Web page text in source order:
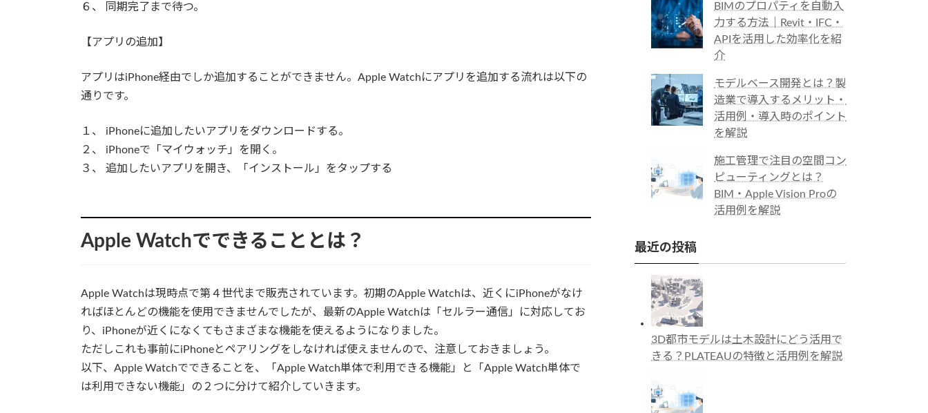
６、 同期完了まで待つ。
【アプリの追加】
アプリはiPhone経由でしか追加することができません。Apple Watchにアプリを追加する流れは以下の
通りです。
１、 iPhoneに追加したいアプリをダウンロードする。
２、 iPhoneで「マイウォッチ」を開く。
３、 追加したいアプリを開き、「インストール」をタップする
Apple Watchでできることとは？
Apple Watchは現時点で第４世代まで販売されています。初期のApple Watchは、近くにiPhoneがなけ
ればほとんどの機能を使用できませんでしたが、最新のApple Watchは「セルラー通信」に対応してお
り、iPhoneが近くになくてもさまざまな機能を使えるようになりました。
ただしこれも事前にiPhoneとペアリングをしなければ使えませんので、注意しておきましょう。
以下、Apple Watchでできることを、「Apple Watch単体で利用できる機能」と「Apple Watch単体で
は利用できない機能」の２つに分けて紹介していきます。
BIMのプロパティを自動入
力する方法｜Revit・IFC・
APIを活用した効率化を紹
介
モデルベース開発とは？製
造業で導入するメリット・
活用例・導入時のポイント
を解説
施工管理で注目の空間コン
ピューティングとは？
BIM・Apple Vision Proの
活用例を解説
最近の投稿
3D都市モデルは土木設計にどう活用で
きる？PLATEAUの特徴と活用例を解説